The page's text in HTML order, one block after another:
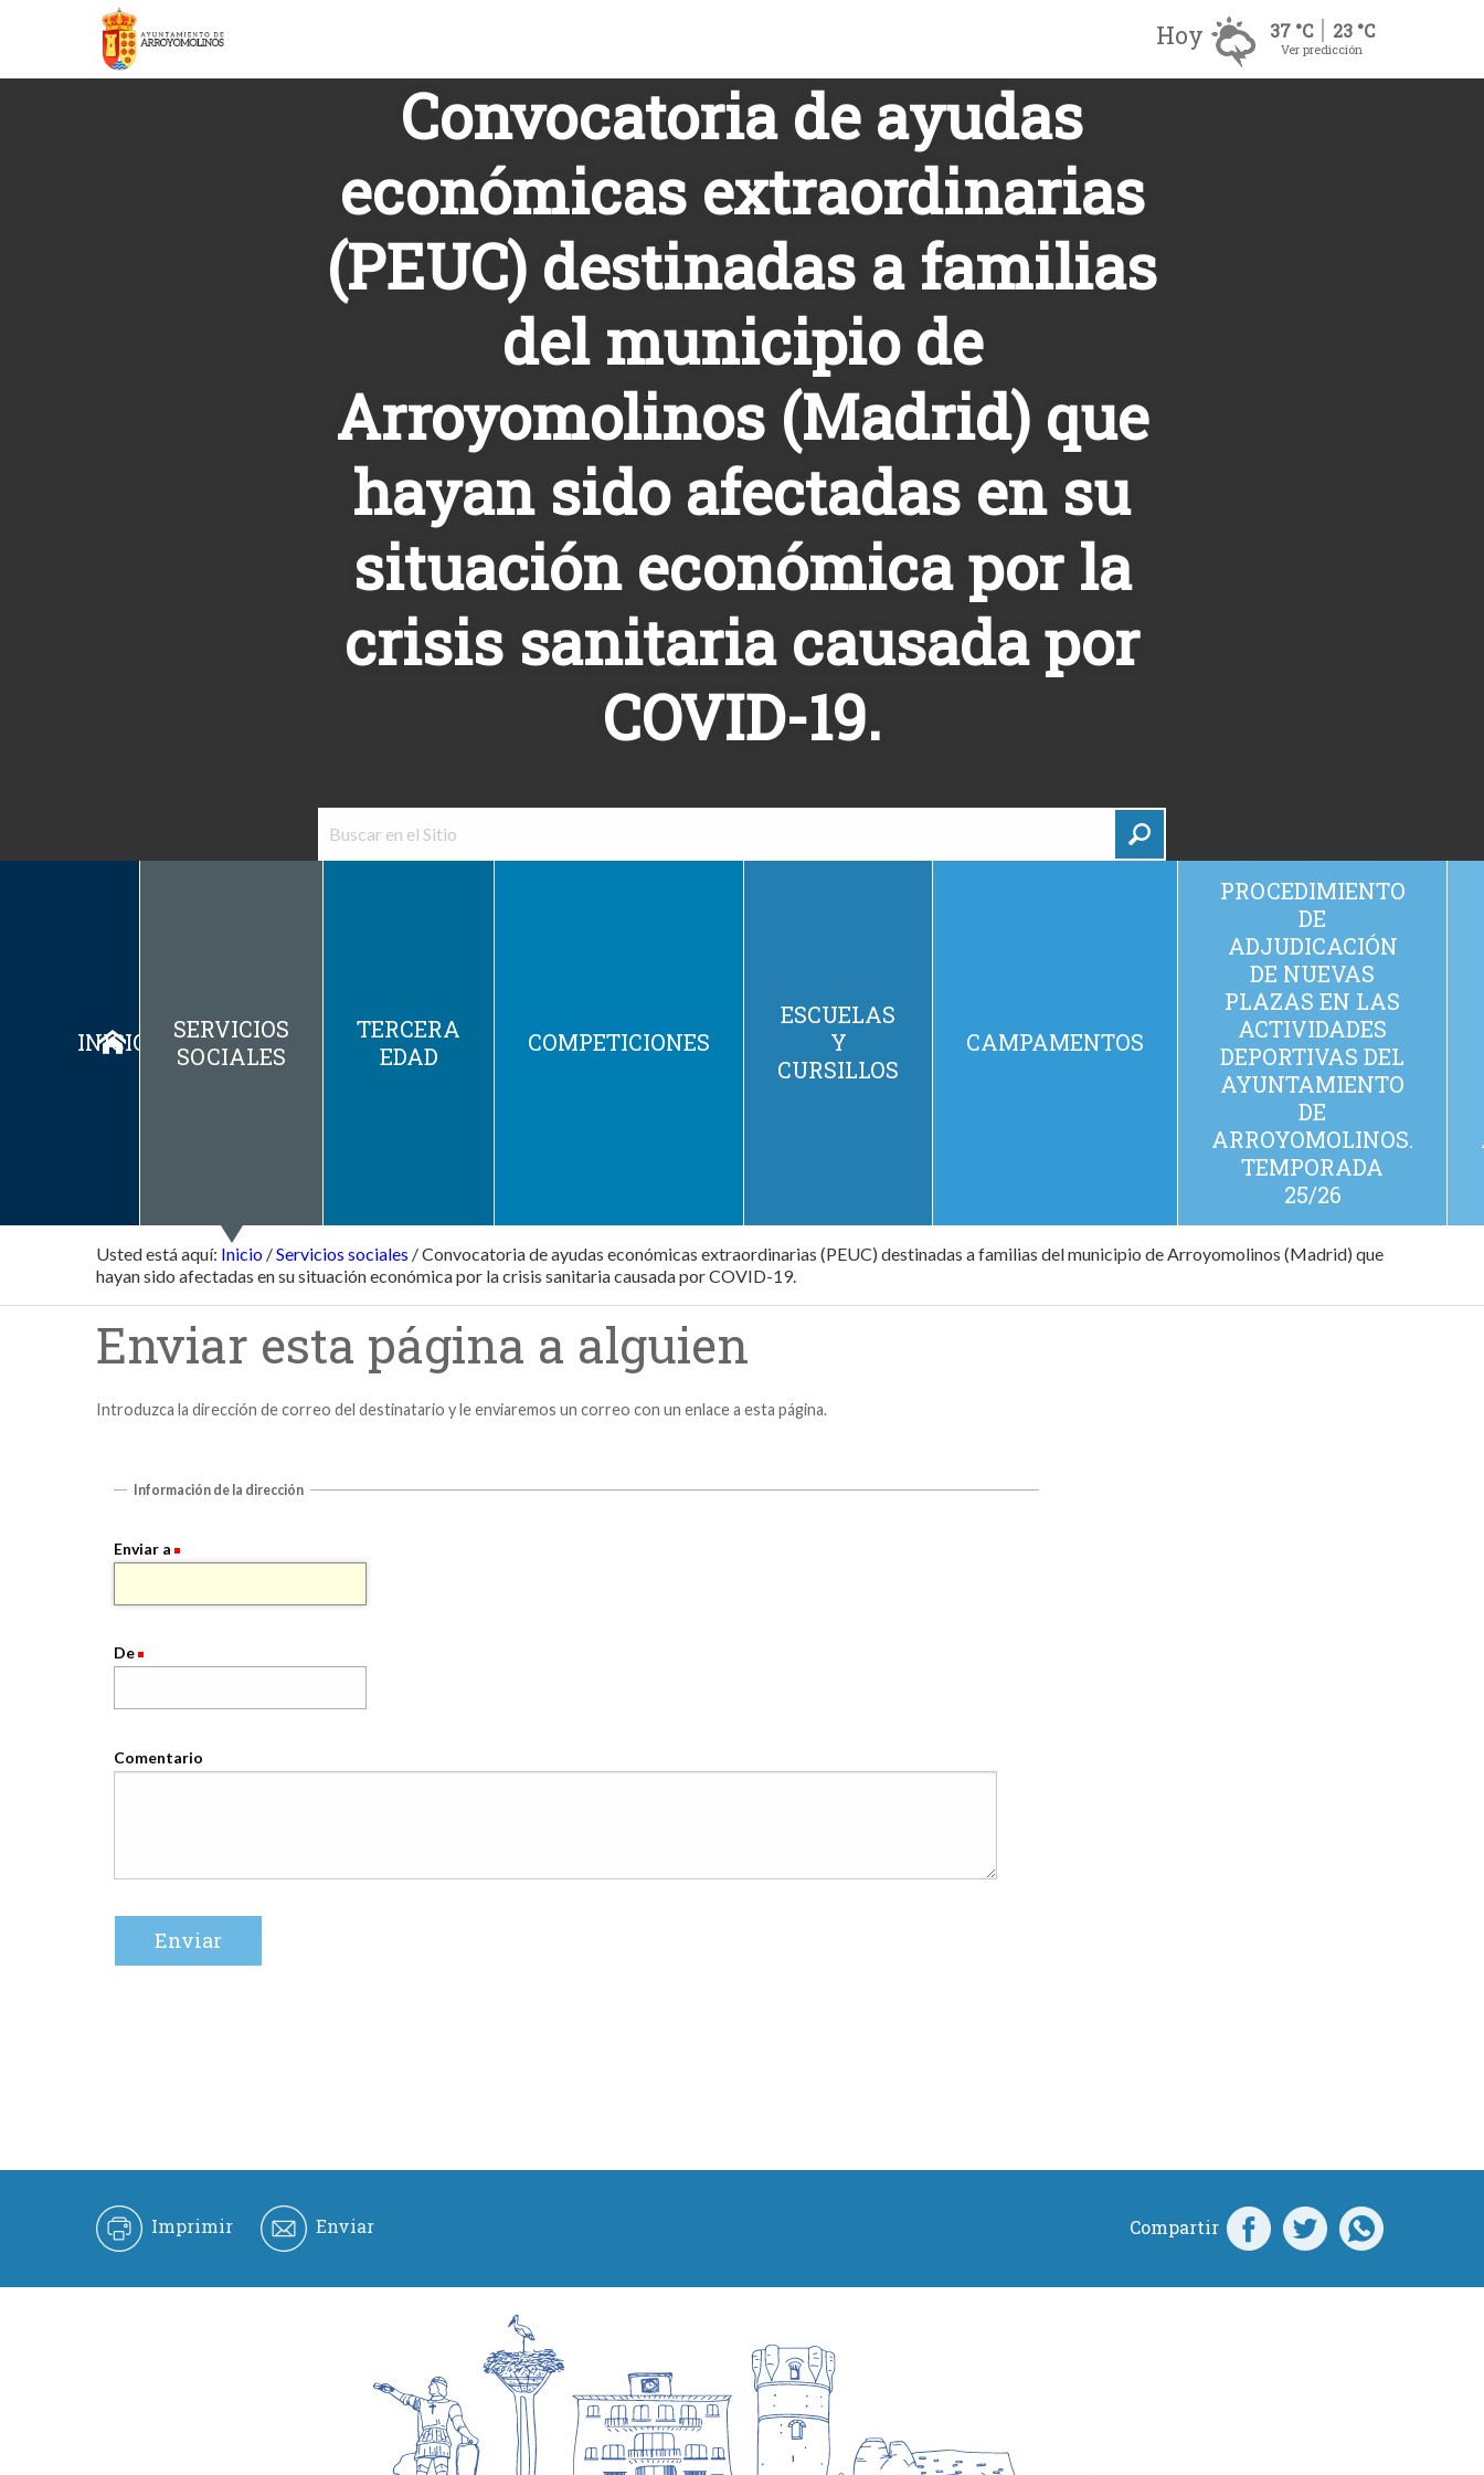
Hoy 37 °C 23 °C
Ver predicción
Convocatoria de ayudas
económicas extraordinarias
(PEUC) destinadas a familias
del municipio de
Arroyomolinos (Madrid) que
hayan sido afectadas en su
situación económica por la
crisis sanitaria causada por
COVID-19.
INICIO
SERVICIOS
SOCIALES
TERCERA
EDAD
COMPETICIONES
ESCUELAS
Y
CURSILLOS
CAMPAMENTOS
PROCEDIMIENTO
DE
ADJUDICACIÓN
DE NUEVAS
PLAZAS EN LAS
ACTIVIDADES
DEPORTIVAS DEL
AYUNTAMIENTO
DE
ARROYOMOLINOS.
TEMPORADA
25/26
Usted está aquí: Inicio /Servicios sociales /Convocatoria de ayudas económicas extraordinarias (PEUC) destinadas a familias del municipio de Arroyomolinos (Madrid) que
hayan sido afectadas en su situación económica por la crisis sanitaria causada por COVID-19.
Enviar esta página a alguien
Introduzca la dirección de correo del destinatario y le enviaremos un correo con un enlace a esta página.
Información de la dirección
Enviar a
De
Comentario
Imprimir Enviar Compartir